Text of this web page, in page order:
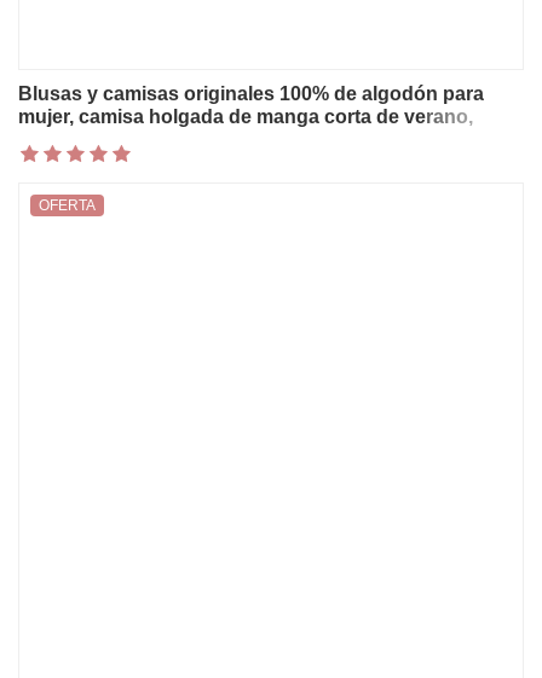
Blusas y camisas originales 100% de algodón para
mujer, camisa holgada de manga corta de verano,
para mujer
OFERTA